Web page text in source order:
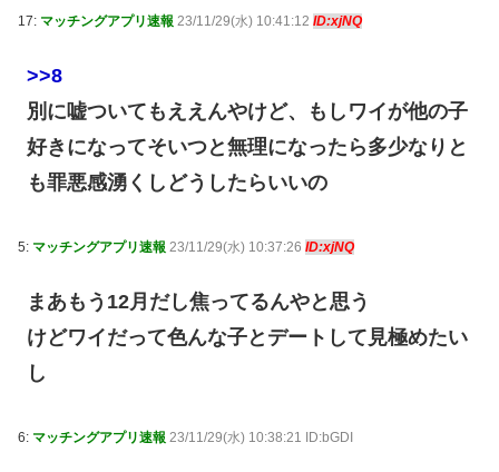
17: マッチングアプリ速報 23/11/29(水) 10:41:12 ID:xjNQ
>>8
別に嘘ついてもええんやけど、もしワイが他の子
好きになってそいつと無理になったら多少なりと
も罪悪感湧くしどうしたらいいの
5: マッチングアプリ速報 23/11/29(水) 10:37:26 ID:xjNQ
まあもう12月だし焦ってるんやと思う
けどワイだって色んな子とデートして見極めたい
し
6: マッチングアプリ速報 23/11/29(水) 10:38:21 ID:bGDI